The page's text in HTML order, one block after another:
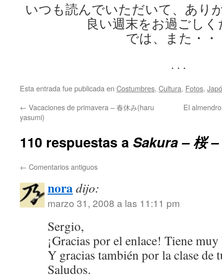
いつも読んでいただいて、あり
良い週末をお過ごし
では、また・・
. . .
Esta entrada fue publicada en Costumbres, Cultura, Fotos,
← Vacaciones de primavera – 春休み(haru
yasumi)
El
110 respuestas a Sakura – 桜
← Comentarios antiguos
noradijo:
marzo 31, 2008 a las 11:11 pm
Sergio,
¡Gracias por el enlace! Tiene
Y gracias también por la clase de
Saludos.